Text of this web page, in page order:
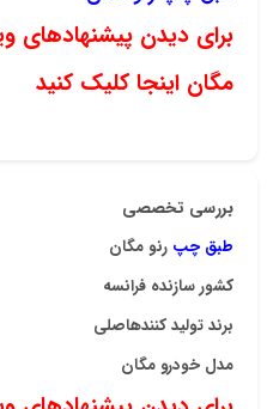
برای دیدن پیشنهادهای
مگان اینجا کلیک کنید
بررسی تخصصی
طبق چپ رنو مگان
کشور سازنده فرانسه
برند تولید کنندهاصلی
مدل خودرو مگان